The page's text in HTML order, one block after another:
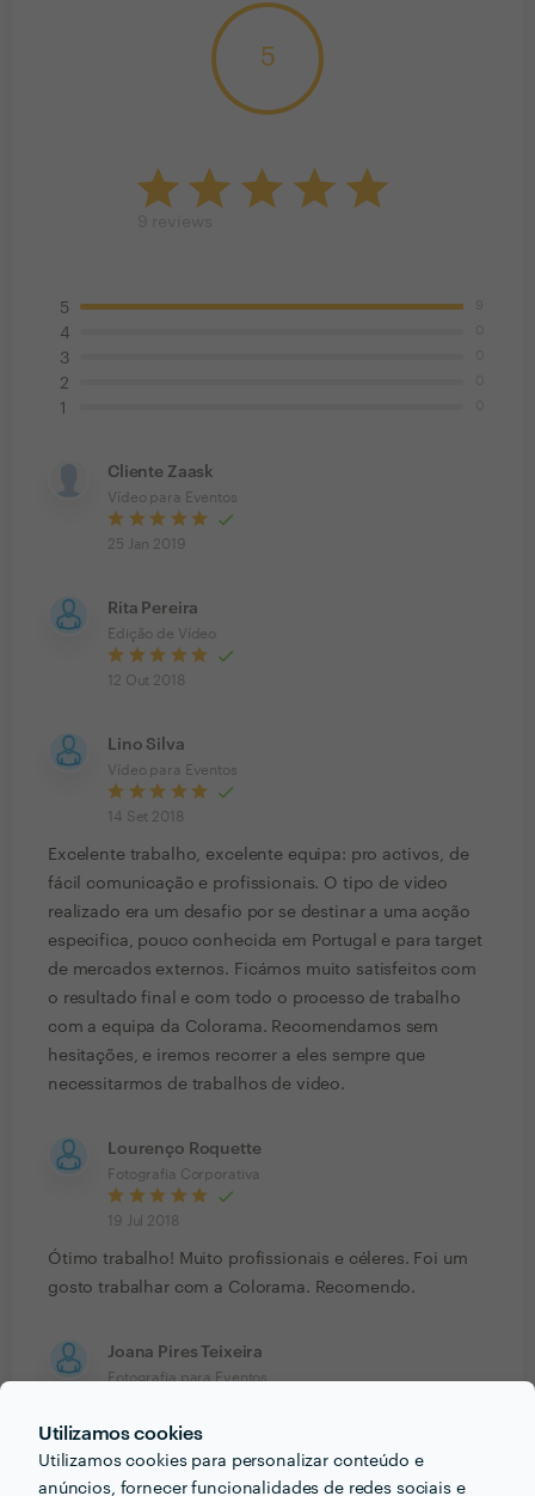
Utilizamos cookies
Utilizamos cookies para personalizar conteúdo e
anúncios, fornecer funcionalidades de redes sociais e
5
5
4
3
2
1
Cliente Zaask
Vídeo para Eventos
25 Jan 2019
Rita Pereira
Edição de Vídeo
12 Out 2018
Lino Silva
Vídeo para Eventos
14 Set 2018
Excelente trabalho, excelente equipa: pro activos, de
fácil comunicação e profissionais. O tipo de video
realizado era um desafio por se destinar a uma acção
especifica, pouco conhecida em Portugal e para target
de mercados externos. Ficámos muito satisfeitos com
o resultado final e com todo o processo de trabalho
com a equipa da Colorama. Recomendamos sem
hesitações, e iremos recorrer a eles sempre que
necessitarmos de trabalhos de video.
Lourenço Roquette
Fotografia Corporativa
19 Jul 2018
Ótimo trabalho! Muito profissionais e céleres. Foi um
gosto trabalhar com a Colorama. Recomendo.
Joana Pires Teixeira
Fotografia para Eventos
11 Jul 2018